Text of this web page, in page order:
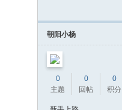
朝阳小杨
0
主题
0
回帖
0
积分